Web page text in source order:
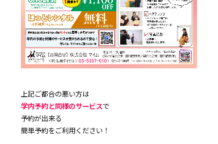
上記ご都合の悪い方は
学内予約と同様のサービスで
予約が出来る
簡単予約をご利用ください！